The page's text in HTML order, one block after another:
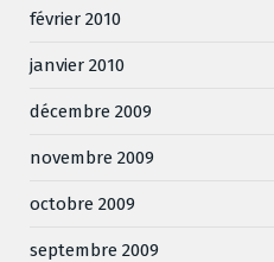
février 2010
janvier 2010
décembre 2009
novembre 2009
octobre 2009
septembre 2009